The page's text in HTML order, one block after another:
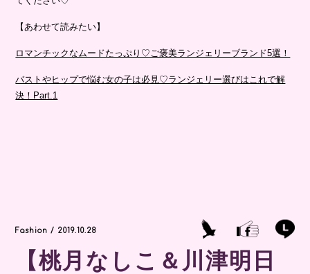
【あわせて読みたい】
ロマンチックなムードたっぷり♡ご褒美ランジェリーブランド5選！
バストやヒップで悩む女の子は必見♡ランジェリー選びはこれで解
決！Part.1
Fashion / 2019.10.28
【桃月なしこ＆川津明日